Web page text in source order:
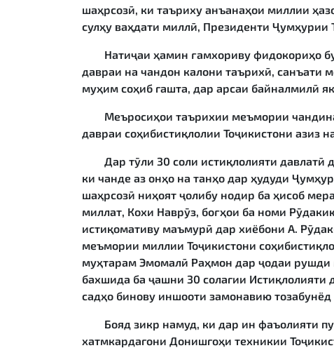
шаҳрсозӣ, ки таъриху анъанаҳои миллии
сулҳу ваҳдати миллӣ, Президенти
Натиҷаи ҳамин ғамхориву фидокориҳо
давраи на чандон калони таърихӣ, санъати
муҳим соҳиб гашта, дар арсаи байналмилӣ
Меъросиҳои таърихии меъмории
давраи соҳибистиқлолии Тоҷикистони азиз
Дар тӯли 30 соли истиқлолияти давлатӣ
ки чанде аз онҳо на танҳо дар ҳудуди
шаҳрсозӣ ниҳоят ҷолибу нодир ба ҳисоб
миллат, Кохи Наврӯз, боғҳои ба номи
истиқомативу маъмурӣ дар хиёбони А.
меъмории миллии Тоҷикистони
муҳтарам Эмомалӣ Раҳмон дар ҷодаи
бахшида ба ҷашни 30 солагии Истиқлолияти
садҳо бинову иншооти замонавию
Бояд зикр намуд, ки дар ин фаъолияти
хатмкардагони Донишгоҳи техникии